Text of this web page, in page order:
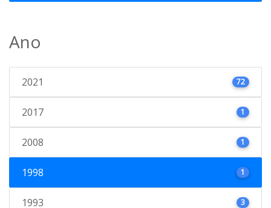
Ano
2021 72
2017 1
2008 1
1998 1
1993 3